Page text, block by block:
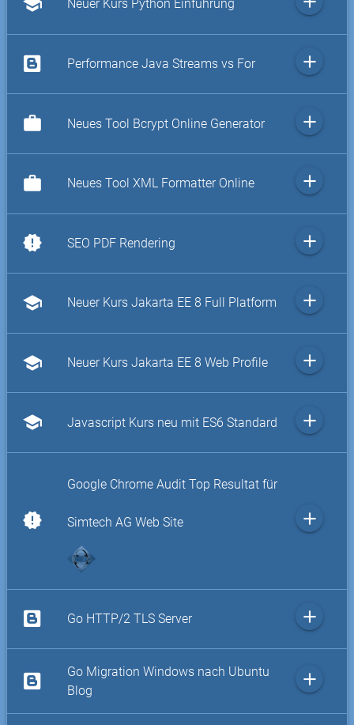
Neuer Kurs Python Einführung
Performance Java Streams vs For add
work Neues Tool Bcrypt Online Generator add
work Neues Tool XML Formatter Online add
new_releases SEO PDF Rendering add
school Neuer Kurs Jakarta EE 8 Full Platform add
school Neuer Kurs Jakarta EE 8 Web Profile add
school Javascript Kurs neu mit ES6 Standard add
new_releases
Google Chrome Audit Top Resultat für
Simtech AG Web Site add
Go HTTP/2 TLS Server add
Go Migration Windows nach Ubuntu
Blog
add